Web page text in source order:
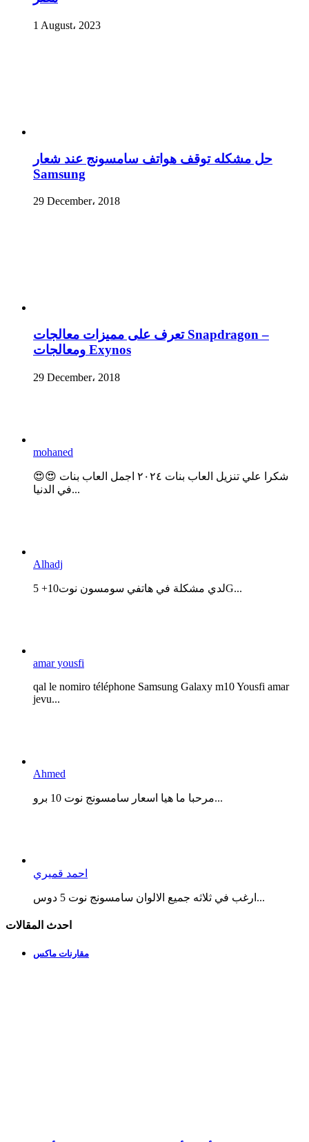
1 August، 2023
حل مشكله توقف هواتف سامسونج عند شعار
Samsung
29 December، 2018
تعرف على مميزات معالجات Snapdragon –
ومعالجات Exynos
29 December، 2018
mohaned
😍😍 شكرا علي تنزيل العاب بنات ٢٠٢٤ اجمل العاب بنات
في الدنيا...
Alhadj
لدي مشكلة في هاتفي سومسون نوت10+ 5G...
amar yousfi
qal le nomiro téléphone Samsung Galaxy m10 Yousfi amar
jevu...
Ahmed
مرحبا ما هيا اسعار سامسونج نوت 10 برو...
احمد قميري
ارغب في ثلاثه جميع الالوان سامسونج نوت 5 دوس...
احدث المقالات
مقارنات ماكس